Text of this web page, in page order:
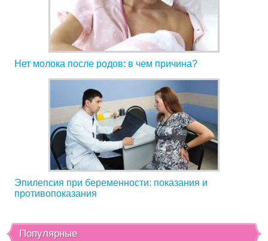
Нет молока после родов: в чем причина?
Эпилепсия при беременности: показания и
противопоказания
Популярные